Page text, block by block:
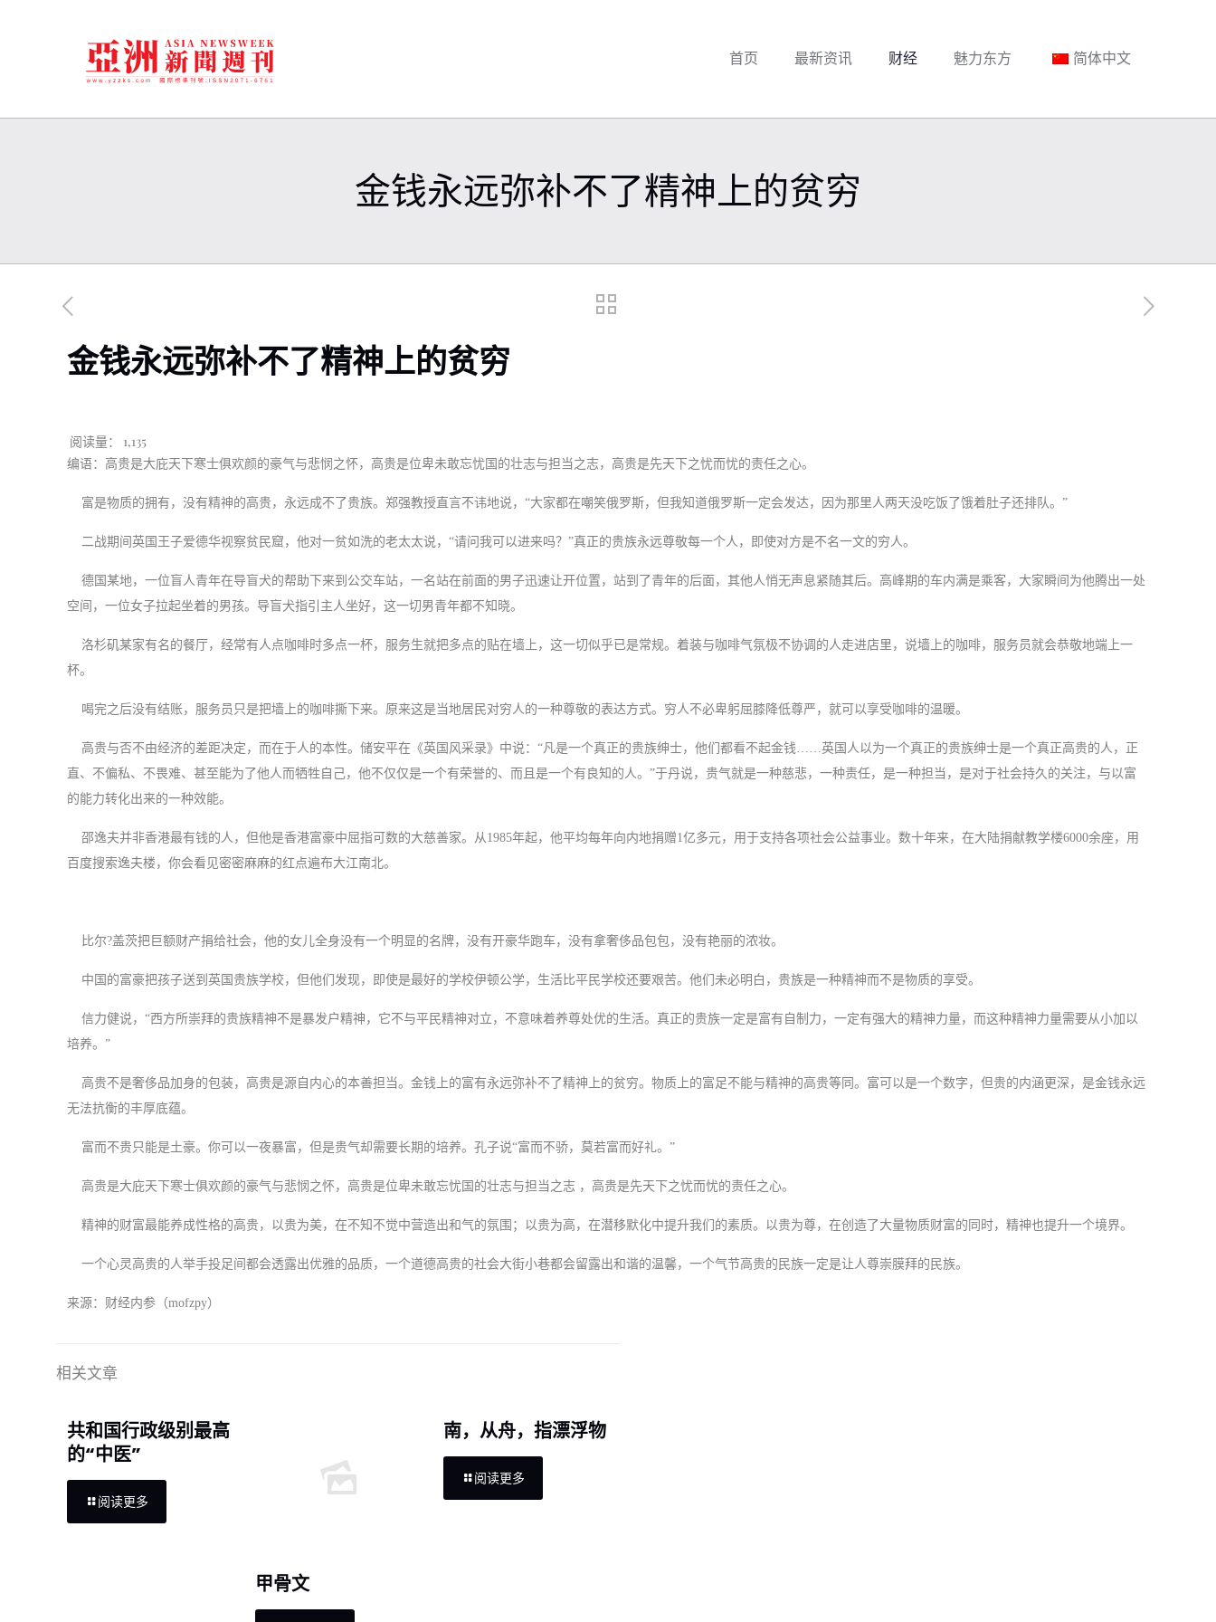
首页 最新资讯 财经 魅力东方 简体中文
金钱永远弥补不了精神上的贫穷
金钱永远弥补不了精神上的贫穷
阅读量： 1,135
编语：高贵是大庇天下寒士俱欢颜的豪气与悲悯之怀，高贵是位卑未敢忘忧国的壮志与担当之志，高贵是先天下之忧而忧的责任之心。
富是物质的拥有，没有精神的高贵，永远成不了贵族。郑强教授直言不讳地说，“大家都在嘲笑俄罗斯，但我知道俄罗斯一定会发达，因为那里人两天没吃饭了饿着肚子还排队。”
二战期间英国王子爱德华视察贫民窟，他对一贫如洗的老太太说，“请问我可以进来吗？”真正的贵族永远尊敬每一个人，即使对方是不名一文的穷人。
德国某地，一位盲人青年在导盲犬的帮助下来到公交车站，一名站在前面的男子迅速让开位置，站到了青年的后面，其他人悄无声息紧随其后。高峰期的车内满是乘客，大家瞬间为他腾出一处
空间，一位女子拉起坐着的男孩。导盲犬指引主人坐好，这一切男青年都不知晓。
洛杉矶某家有名的餐厅，经常有人点咖啡时多点一杯，服务生就把多点的贴在墙上，这一切似乎已是常规。着装与咖啡气氛极不协调的人走进店里，说墙上的咖啡，服务员就会恭敬地端上一
杯。
喝完之后没有结账，服务员只是把墙上的咖啡撕下来。原来这是当地居民对穷人的一种尊敬的表达方式。穷人不必卑躬屈膝降低尊严，就可以享受咖啡的温暖。
高贵与否不由经济的差距决定，而在于人的本性。储安平在《英国风采录》中说：“凡是一个真正的贵族绅士，他们都看不起金钱……英国人以为一个真正的贵族绅士是一个真正高贵的人，正
直、不偏私、不畏难、甚至能为了他人而牺牲自己，他不仅仅是一个有荣誉的、而且是一个有良知的人。”于丹说，贵气就是一种慈悲，一种责任，是一种担当，是对于社会持久的关注，与以富
的能力转化出来的一种效能。
邵逸夫并非香港最有钱的人，但他是香港富豪中屈指可数的大慈善家。从1985年起，他平均每年向内地捐赠1亿多元，用于支持各项社会公益事业。数十年来，在大陆捐献教学楼6000余座，用
百度搜索逸夫楼，你会看见密密麻麻的红点遍布大江南北。
比尔?盖茨把巨额财产捐给社会，他的女儿全身没有一个明显的名牌，没有开豪华跑车，没有拿奢侈品包包，没有艳丽的浓妆。
中国的富豪把孩子送到英国贵族学校，但他们发现，即使是最好的学校伊顿公学，生活比平民学校还要艰苦。他们未必明白，贵族是一种精神而不是物质的享受。
信力健说，“西方所崇拜的贵族精神不是暴发户精神，它不与平民精神对立，不意味着养尊处优的生活。真正的贵族一定是富有自制力，一定有强大的精神力量，而这种精神力量需要从小加以
培养。”
高贵不是奢侈品加身的包装，高贵是源自内心的本善担当。金钱上的富有永远弥补不了精神上的贫穷。物质上的富足不能与精神的高贵等同。富可以是一个数字，但贵的内涵更深，是金钱永远
无法抗衡的丰厚底蕴。
富而不贵只能是土豪。你可以一夜暴富，但是贵气却需要长期的培养。孔子说“富而不骄，莫若富而好礼。”
高贵是大庇天下寒士俱欢颜的豪气与悲悯之怀，高贵是位卑未敢忘忧国的壮志与担当之志 ，高贵是先天下之忧而忧的责任之心。
精神的财富最能养成性格的高贵，以贵为美，在不知不觉中营造出和气的氛围；以贵为高，在潜移默化中提升我们的素质。以贵为尊，在创造了大量物质财富的同时，精神也提升一个境界。
一个心灵高贵的人举手投足间都会透露出优雅的品质，一个道德高贵的社会大街小巷都会留露出和谐的温馨，一个气节高贵的民族一定是让人尊崇膜拜的民族。
来源：财经内参（mofzpy）
相关文章
共和国行政级别最高
的“中医”
阅读更多
甲骨文
南，从舟，指漂浮物
阅读更多